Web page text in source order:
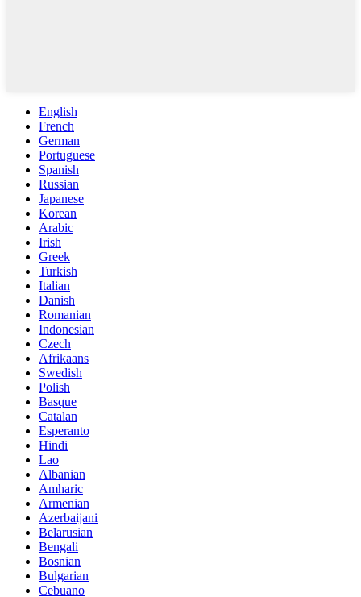
English
French
German
Portuguese
Spanish
Russian
Japanese
Korean
Arabic
Irish
Greek
Turkish
Italian
Danish
Romanian
Indonesian
Czech
Afrikaans
Swedish
Polish
Basque
Catalan
Esperanto
Hindi
Lao
Albanian
Amharic
Armenian
Azerbaijani
Belarusian
Bengali
Bosnian
Bulgarian
Cebuano